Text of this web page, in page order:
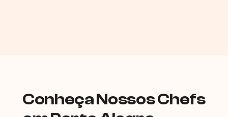
Conheça Nossos Chefs